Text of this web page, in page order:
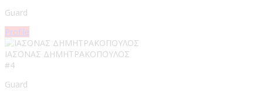
Guard
Profile
ΙΑΣΟΝΑΣ ΔΗΜΗΤΡΑΚΟΠΟΥΛΟΣ
#4
Guard